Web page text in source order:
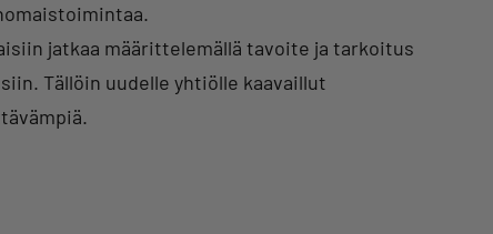
jatkaa määrittelemällä tavoite ja tarkoitus
Tällöin uudelle yhtiölle kaavaillut